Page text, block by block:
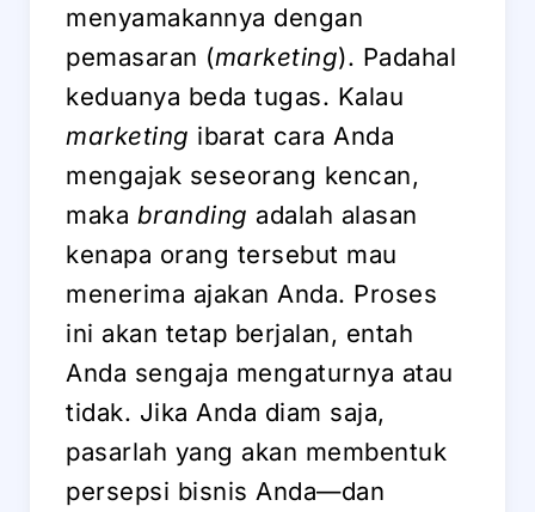
menyamakannya dengan
pemasaran (marketing). Padahal
keduanya beda tugas. Kalau
marketing ibarat cara Anda
mengajak seseorang kencan,
maka branding adalah alasan
kenapa orang tersebut mau
menerima ajakan Anda. Proses
ini akan tetap berjalan, entah
Anda sengaja mengaturnya atau
tidak. Jika Anda diam saja,
pasarlah yang akan membentuk
persepsi bisnis Anda—dan